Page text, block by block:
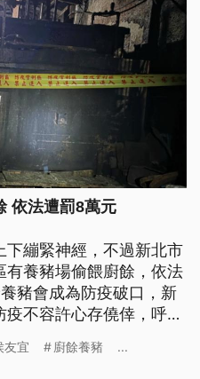
依法遭罰8萬元
繃緊神經，不過新北市
有養豬場偷餵廚餘，依法
豬會成為防疫破口，新
不容許心存僥倖，呼籲
友宜 廚餘養豬 ...